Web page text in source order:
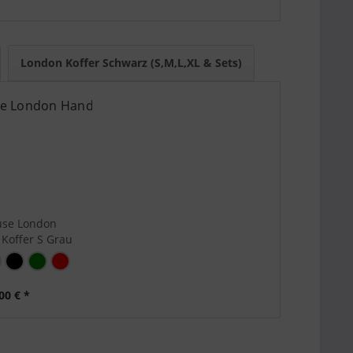
für längere Reisen oder Familiengepäck.
London Koffer Schwarz (S,M,L,XL & Sets)
London
S Grau
€ *